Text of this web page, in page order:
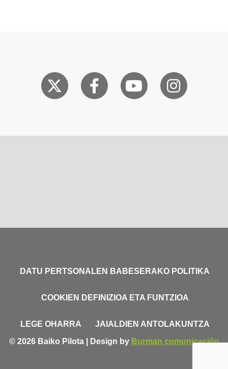
DATU PERTSONALEN BABESERAKO POLITIKA
COOKIEN DEFINIZIOA ETA FUNTZIOA
LEGE OHARRA
JAIALDIEN ANTOLAKUNTZA
© 2026 Baiko Pilota | Design by Burman comunicación